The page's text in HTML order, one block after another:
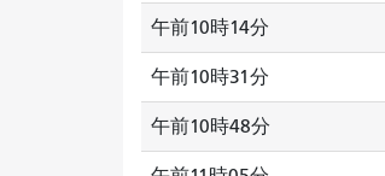
午前10時14分
午前10時31分
午前10時48分